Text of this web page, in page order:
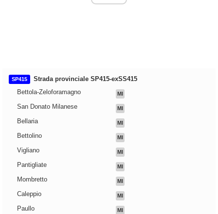
SP415
Strada provinciale SP415-exSS415
Bettola-Zeloforamagno
MI
San Donato Milanese MI
Bellaria MI
Bettolino MI
Vigliano MI
Pantigliate MI
Mombretto MI
Caleppio MI
Paullo MI